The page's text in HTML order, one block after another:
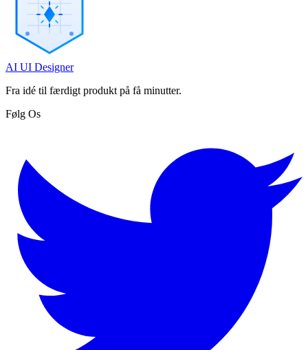
AI UI Designer
Fra idé til færdigt produkt på få minutter.
Følg Os